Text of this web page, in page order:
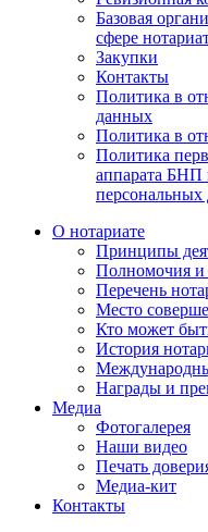
Базовая
сфере
Закупки
Контакты
Политика в
данных
Политика в
Политика
аппарата БНП
О нотариате
Принципы
Полномочия и
Перечень
Место
Кто может
История
Награды и
Медиа
Фотогалерея
Наши видео
Печать
Медиа-кит
Контакты